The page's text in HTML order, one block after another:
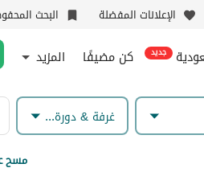
الإعلانات المفضلة البحث
جديد كن مضيفًا المزيد
غرفة & دورة مياه
مسح